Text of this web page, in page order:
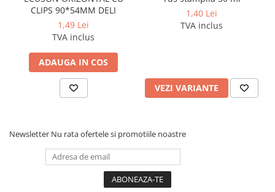
Echere, rigle, raportoare, compase,
sabloane, truse geometrie
Rigle
Compas scolar
Truse geometrie
Markere evidentiatoare text
Markere permanente
Markere speciale pentru desen
CLIPS 90*54MM DELI
1,49 Lei
TVA inclus
ADAUGA IN COS
1,40 Lei
TVA inclus
VEZI VARIANTE
Newsletter Nu rata ofertele si promotiile noastre